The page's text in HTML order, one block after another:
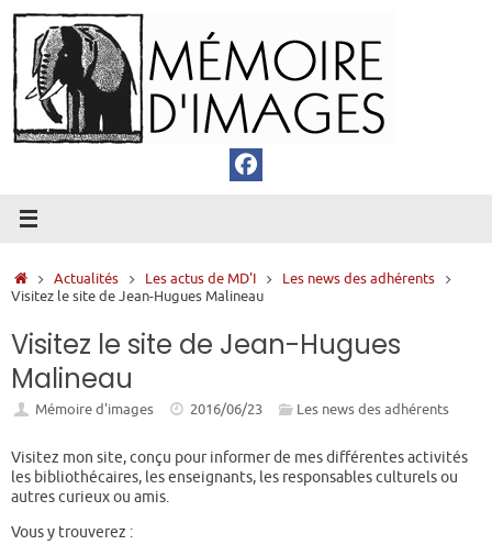
Passer
au
contenu
Accueil
Actualités Les actus de MD'I
Les news des adhérents
Visitez le site de Jean-Hugues Malineau
Visitez le site de Jean-Hugues
Malineau
Mémoire d'images 2016/06/23 Les news des adhérents
Visitez mon site, conçu pour informer de mes différentes activités
les bibliothécaires, les enseignants, les responsables culturels ou
autres curieux ou amis.
Vous y trouverez :